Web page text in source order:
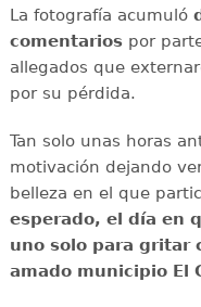
La fotografía acumuló
comentariospor
allegados que
por su pérdida.
Tan solo unas horas
motivación dejando
belleza en el que
esperado, el día en
uno solo para gritar
amado municipio El